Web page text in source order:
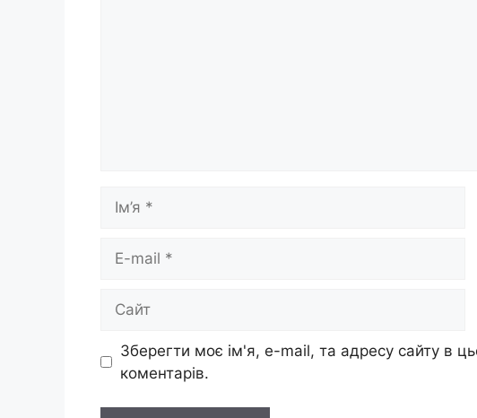
mail
Зберегти моє ім'я, e-mail, та адресу сайту в
коментарів.